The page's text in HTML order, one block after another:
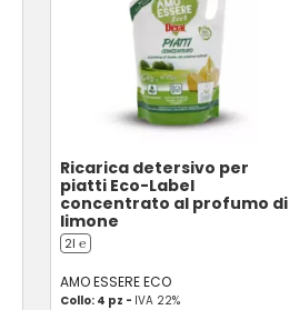
Ricarica detersivo per
piatti Eco-Label
concentrato al profumo di
limone
2l ℮
AMO ESSERE ECO
Collo: 4 pz - IVA 22%